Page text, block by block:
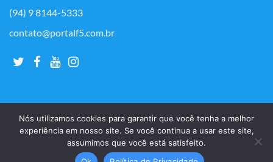
(94) 9 8144-5333
contato@portalf5.com.br
Copyright © Portal F5 - 2021. Todos os os direitos reservados.
Nós utilizamos cookies para garantir que você tenha a melhor
experiência em nosso site. Se você continua a usar este site,
assumimos que você está satisfeito.